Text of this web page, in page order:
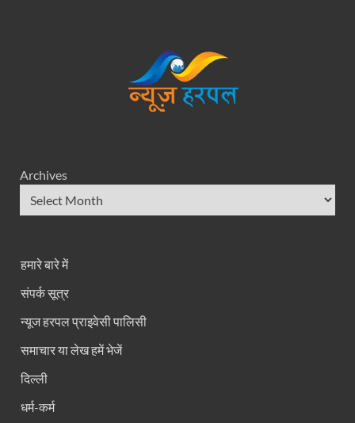
Archives
हमारे बारे में
संपर्क सूत्र
न्यूज हरपल प्राइवेसी पालिसी
समाचार या लेख हमें भेजें
दिल्ली
धर्म-कर्म